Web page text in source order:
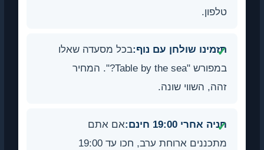
שולחן עם נוף:בכל מסעדה שאלו
במפורש "Table by the sea?". המחיר
השווי שונה.
19:00 חינם:
אם אתם
מתכננים ארוחת ערב, חכו עד 19:00